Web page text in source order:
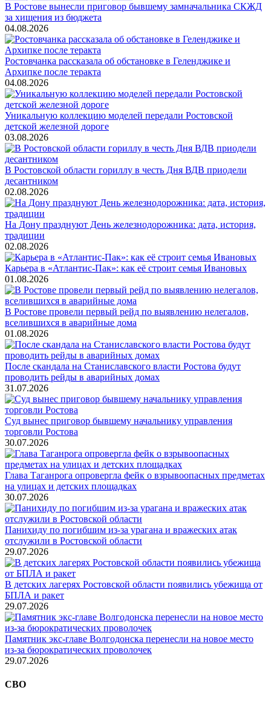
В Ростове вынесли приговор бывшему замначальника СКЖД
за хищения из бюджета
04.08.2026
Ростовчанка рассказала об обстановке в Геленджике и
Архипке после теракта
04.08.2026
Уникальную коллекцию моделей передали Ростовской
детской железной дороге
03.08.2026
В Ростовской области гориллу в честь Дня ВДВ приодели
десантником
02.08.2026
На Дону празднуют День железнодорожника: дата, история,
традиции
02.08.2026
Карьера в «Атлантис-Пак»: как её строит семья Ивановых
01.08.2026
В Ростове провели первый рейд по выявлению нелегалов,
вселившихся в аварийные дома
01.08.2026
После скандала на Станиславского власти Ростова будут
проводить рейды в аварийных домах
31.07.2026
Суд вынес приговор бывшему начальнику управления
торговли Ростова
30.07.2026
Глава Таганрога опровергла фейк о взрывоопасных предметах
на улицах и детских площадках
30.07.2026
Панихиду по погибшим из-за урагана и вражеских атак
отслужили в Ростовской области
29.07.2026
В детских лагерях Ростовской области появились убежища от
БПЛА и ракет
29.07.2026
Памятник экс-главе Волгодонска перенесли на новое место
из-за бюрократических проволочек
29.07.2026
СВО